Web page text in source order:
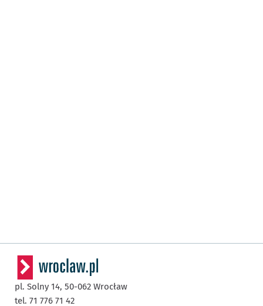
pl. Solny 14, 50-062 Wrocław
tel. 71 776 71 42